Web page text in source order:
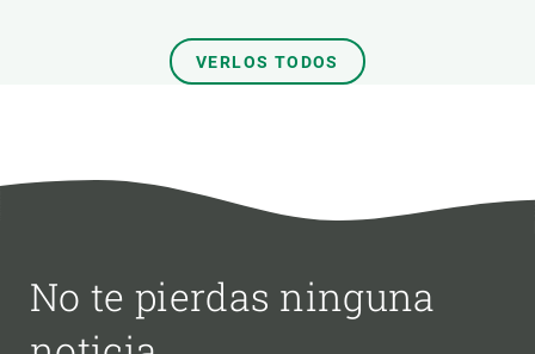
VERLOS TODOS
No te pierdas ninguna